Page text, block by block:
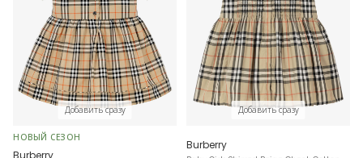
Добавить сразу
НОВЫЙ СЕЗОН
Burberry
Добавить сразу
Burberry